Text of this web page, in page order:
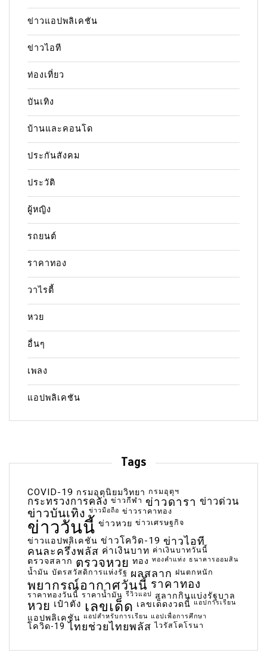
ข่าวแอปพลิเคชัน
ข่าวไอที
ท่องเที่ยว
บันเทิง
บ้านและคอนโด
ประกันสังคม
ประวัติ
ผู้หญิง
รถยนต์
ราคาทอง
วาไรตี้
หวย
อื่นๆ
เพลง
แอปพลิเคชัน
Tags
COVID-19 กรมอุตุนิยมวิทยา กรมอุตุฯ
กระทรวงการคลัง ข่าวกีฬา ข่าวดารา ข่าวด่วน
ข่าวบันเทิง ข่าวมือถือ ข่าวราคาทอง
ข่าววันนี้ ข่าวหวย ข่าวเศรษฐกิจ
ข่าวแอปพลิเคชัน ข่าวโควิด-19 ข่าวไอที
คนละครึ่งพลัส ค่าเงินบาท ค่าเงินบาทวันนี้
ตรวจสลาก ตรวจหวย ทอง ทองคำแท่ง ธนาคารออมสิน
น้ำมัน บัตรสวัสดิการแห่งรัฐ ผลสลาก ฝนตกหนัก
พยากรณ์อากาศวันนี้ ราคาทอง
ราคาทองวันนี้ ราคาน้ำมัน รีวิวแอป สลากกินแบ่งรัฐบาล
หวย เป๋าตัง เลขเด็ด เลขเด็ดงวดนี้ แอปการเรียน
แอปพลิเคชัน แอปสำหรับการเรียน แอปเพื่อการศึกษา
โควิด-19 ไทยช่วยไทยพลัส ไวรัสโคโรนา